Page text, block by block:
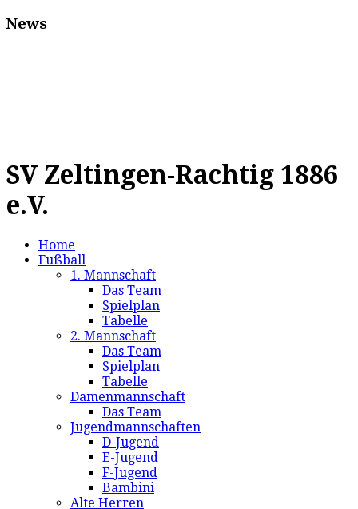
News
SV Zeltingen-Rachtig 1886
e.V.
Home
Fußball
1. Mannschaft
Das Team
Spielplan
Tabelle
2. Mannschaft
Das Team
Spielplan
Tabelle
Damenmannschaft
Das Team
Jugendmannschaften
D-Jugend
E-Jugend
F-Jugend
Bambini
Alte Herren